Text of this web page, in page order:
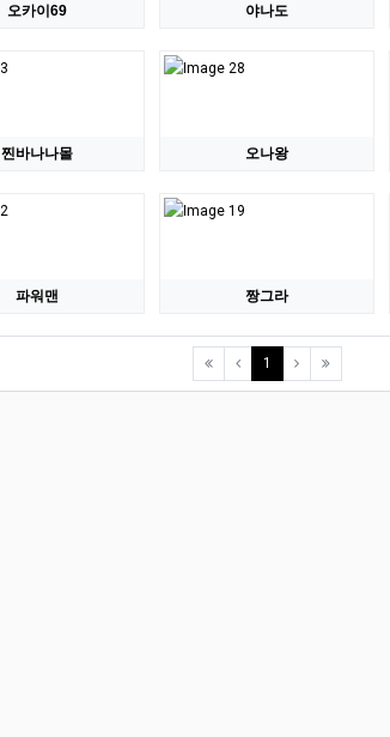
오카이69 야나도
찐바나나몰 오나왕
파워맨 짱그라
1 (current)